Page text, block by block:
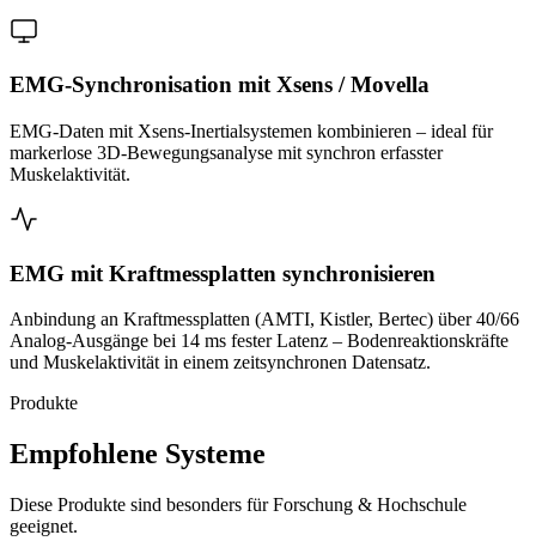
EMG-Synchronisation mit Xsens / Movella
EMG-Daten mit Xsens-Inertialsystemen kombinieren – ideal für
markerlose 3D-Bewegungsanalyse mit synchron erfasster
Muskelaktivität.
EMG mit Kraftmessplatten synchronisieren
Anbindung an Kraftmessplatten (AMTI, Kistler, Bertec) über 40/66
Analog-Ausgänge bei 14 ms fester Latenz – Bodenreaktionskräfte
und Muskelaktivität in einem zeitsynchronen Datensatz.
Produkte
Empfohlene Systeme
Diese Produkte sind besonders für Forschung & Hochschule
geeignet.